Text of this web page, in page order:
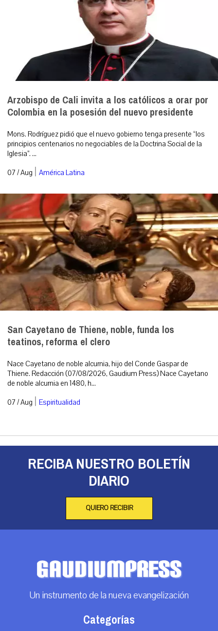
Arzobispo de Cali invita a los católicos a orar por
Colombia en la posesión del nuevo presidente
Mons. Rodríguez pidió que el nuevo gobierno tenga presente “los
principios centenarios no negociables de la Doctrina Social de la
Iglesia”. ...
07 / Aug | América Latina
San Cayetano de Thiene, noble, funda los
teatinos, reforma el clero
Nace Cayetano de noble alcurnia, hijo del Conde Gaspar de
Thiene. Redacción (07/08/2026, Gaudium Press) Nace Cayetano
de noble alcurnia en 1480, h...
07 / Aug | Espiritualidad
RECIBA NUESTRO BOLETÍN
DIARIO
QUIERO RECIBIR
Un instrumento de la nueva evangelización
Categorías